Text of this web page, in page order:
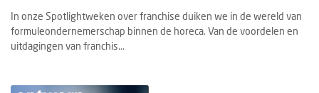
In onze Spotlightweken over franchise duiken we in de wereld van
formuleondernemerschap binnen de horeca. Van de voordelen en
uitdagingen van franchis...